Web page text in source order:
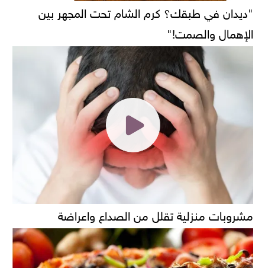
"ديدان في طبقك؟ كرم الشام تحت المجهر بين
الإهمال والصمت!"
مشروبات منزلية تقلل من الصداع واعراضة